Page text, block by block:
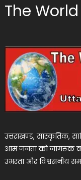
The
उत्तराखण्ड, सांस्कृतिक,
आम जनता को जागरूक
उभरता और विश्वसनीय